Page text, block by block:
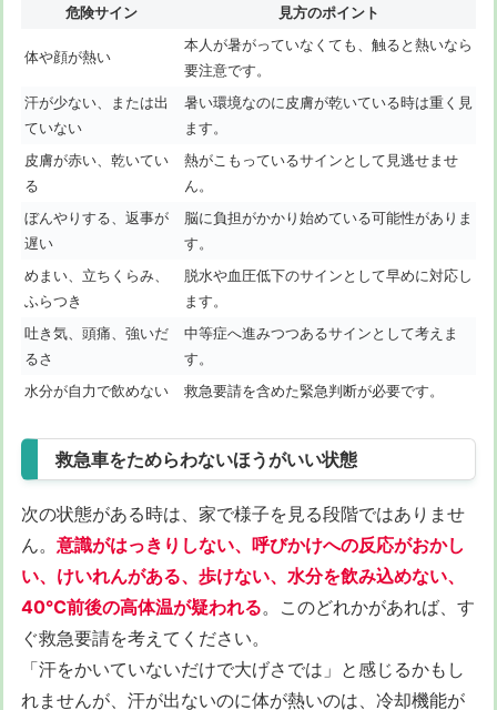
危険サイン 見方のポイント
体や顔が熱い
本人が暑がっていなくても、触ると熱いなら
要注意です。
汗が少ない、または出
ていない
暑い環境なのに皮膚が乾いている時は重く見
ます。
皮膚が赤い、乾いてい
る
熱がこもっているサインとして見逃せませ
ん。
ぼんやりする、返事が
遅い
脳に負担がかかり始めている可能性がありま
す。
めまい、立ちくらみ、
ふらつき
脱水や血圧低下のサインとして早めに対応し
ます。
吐き気、頭痛、強いだ
るさ
中等症へ進みつつあるサインとして考えま
す。
水分が自力で飲めない
救急要請を含めた緊急判断が必要です。
救急車をためらわないほうがいい状態
次の状態がある時は、家で様子を見る段階ではありませ
ん。 意識がはっきりしない、呼びかけへの反応がおかし
い、けいれんがある、歩けない、水分を飲み込めない、
40℃前後の高体温が疑われる。このどれかがあれば、す
ぐ救急要請を考えてください。
「汗をかいていないだけで大げさでは」と感じるかもし
れませんが、汗が出ないのに体が熱いのは、冷却機能が